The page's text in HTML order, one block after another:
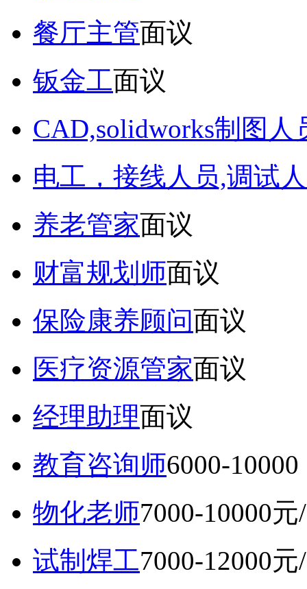
餐厅主管面议
钣金工面议
CAD,solidworks制图人
电工，接线人员,调试
养老管家面议
财富规划师面议
保险康养顾问面议
医疗资源管家面议
经理助理面议
教育咨询师6000-
物化老师7000-10000元
试制焊工7000-12000元